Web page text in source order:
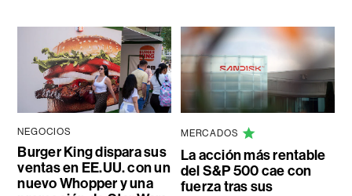
NEGOCIOS
Burger King dispara sus
ventas en EE.UU. con un
nuevo Whopper y una
MERCADOS
La acción más rentable
del S&P 500 cae con
fuerza tras sus